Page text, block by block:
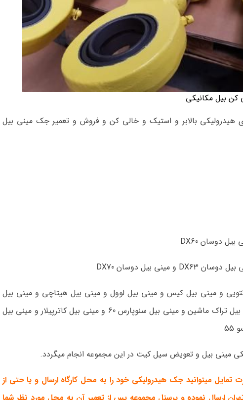
بیل مکانیکی
هیدرولیکی بالابر و استیک و خالی کن و فروش و تعمیر جک مینی بیل
و مینی بیل کیس و مینی بیل لوول و مینی بیل هیتاچی و مینی بیل
سانی و مینی بیل نصر و مینی بیل تراک ماشین و مینی بیل سنوپارس 60 و مینی بیل کاترپیلار و مینی بیل
بیل و تعویض سیل کیت در این مجموعه انجام میگردد.
میتوانید جک هیدرولیکی خود را به محل کارگاه ارسال و یا حتی از